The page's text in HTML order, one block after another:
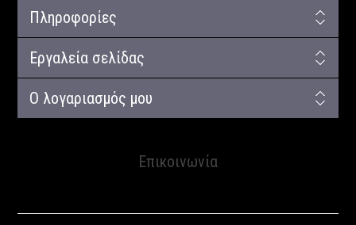
Πληροφορίες
Εργαλεία σελίδας
Ο λογαριασμός μου
Επικοινωνία